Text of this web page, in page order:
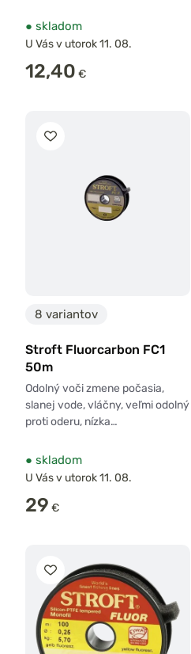
● skladom
U Vás v utorok 11. 08.
12,40 €
8 variantov
Stroft Fluorcarbon FC1
50m
Odolný voči zmene počasia,
slanej vode, vláčny, veľmi odolný
proti oderu, nízka…
● skladom
U Vás v utorok 11. 08.
29 €